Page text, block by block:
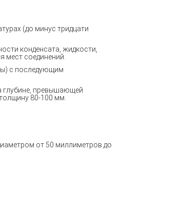
(до минус тридцати
конденсата, жидкости,
мест соединений.
с последующим
глубине, превышающей
80-100 мм.
от 50 миллиметров до